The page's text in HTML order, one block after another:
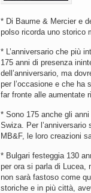
* Di Baume & Mercier e
polso ricorda uno storico
* L’anniversario che più
175 anni di presenza
dell’anniversario, ma
per l’occasione e che ha
far fronte alle aumentate
* Sono 175 anche gli
Swiza. Per
MB&F, le loro creazioni
* Bulgari festeggia 130
per ora si parla di Lucea,
non sarà fastoso come
storiche e in più città,